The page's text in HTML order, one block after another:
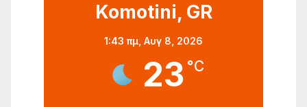
Komotini, GR
1:43 πμ, Αυγ 8, 2026
23 °C